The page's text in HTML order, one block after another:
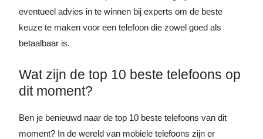
eventueel advies in te winnen bij experts om de beste
keuze te maken voor een telefoon die zowel goed als
betaalbaar is.
Wat zijn de top 10 beste telefoons op
dit moment?
Ben je benieuwd naar de top 10 beste telefoons van dit
moment? In de wereld van mobiele telefoons zijn er